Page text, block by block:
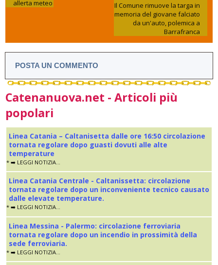
allerta meteo
Il Comune rimuove la targa in
memoria del giovane falciato
da un'auto, polemica a
Barrafranca
POSTA UN COMMENTO
Catenanuova.net - Articoli più
popolari
Linea Catania – Caltanisetta dalle ore 16:50 circolazione
tornata regolare dopo guasti dovuti alle alte
temperature
* ➡️ LEGGI NOTIZIA...
Linea Catania Centrale - Caltanissetta: circolazione
tornata regolare dopo un inconveniente tecnico causato
dalle elevate temperature.
* ➡️ LEGGI NOTIZIA...
Linea Messina - Palermo: circolazione ferroviaria
tornata regolare dopo un incendio in prossimità della
sede ferroviaria.
* ➡️ LEGGI NOTIZIA...